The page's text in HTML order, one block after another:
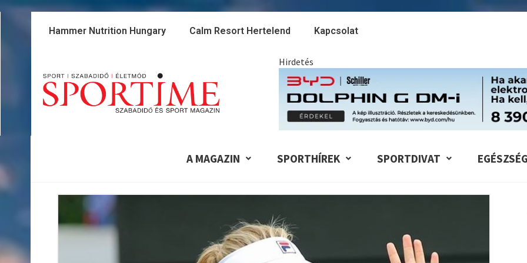
Skip
Hammer Nutrition Hungary Calm Resort Hertelend Kapcsolat
Hirdetés
A MAGAZIN SPORTHÍREK SPORTDIVAT EGÉSZSÉG